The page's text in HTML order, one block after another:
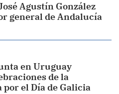
Agustín González
general de Andalucía
en Uruguay
de la
el Día de Galicia